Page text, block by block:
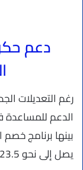
دعم
رغم التعديلات
الدعم للمساعدة
بينها برنامج خصم
يصل إلى نحو 23.5% على فواتير الكهرباء للأسر المؤهلة.